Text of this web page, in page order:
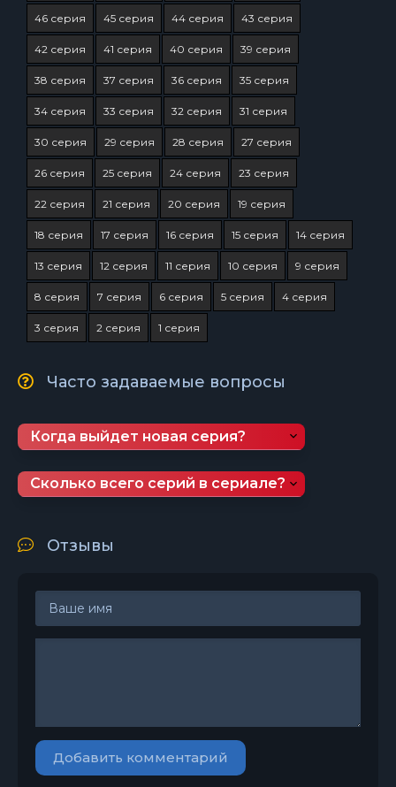
46 серия 45 серия 44 серия 43 серия
42 серия 41 серия 40 серия 39 серия
38 серия 37 серия 36 серия 35 серия
34 серия 33 серия 32 серия 31 серия
30 серия 29 серия 28 серия 27 серия
26 серия 25 серия 24 серия 23 серия
22 серия 21 серия 20 серия 19 серия
18 серия 17 серия 16 серия 15 серия 14 серия
13 серия 12 серия 11 серия 10 серия 9 серия
8 серия 7 серия 6 серия 5 серия 4 серия
3 серия 2 серия 1 серия
Часто задаваемые вопросы
Когда выйдет новая серия?
Сколько всего серий в сериале?
Отзывы
Добавить комментарий